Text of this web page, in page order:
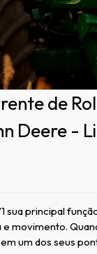
de
Deere -
sua principal
movimento.
um dos seus